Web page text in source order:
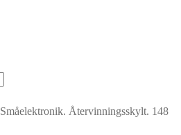
Småelektronik. Återvinningsskylt. 148